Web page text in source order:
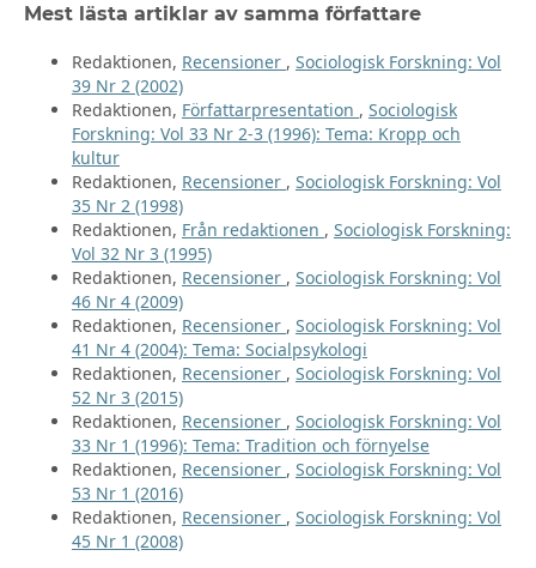
Mest lästa artiklar av samma författare
Redaktionen, Recensioner , Sociologisk Forskning: Vol
39 Nr 2 (2002)
Redaktionen, Författarpresentation , Sociologisk
Forskning: Vol 33 Nr 2-3 (1996): Tema: Kropp och
kultur
Redaktionen, Recensioner , Sociologisk Forskning: Vol
35 Nr 2 (1998)
Redaktionen, Från redaktionen , Sociologisk Forskning:
Vol 32 Nr 3 (1995)
Redaktionen, Recensioner , Sociologisk Forskning: Vol
46 Nr 4 (2009)
Redaktionen, Recensioner , Sociologisk Forskning: Vol
41 Nr 4 (2004): Tema: Socialpsykologi
Redaktionen, Recensioner , Sociologisk Forskning: Vol
52 Nr 3 (2015)
Redaktionen, Recensioner , Sociologisk Forskning: Vol
33 Nr 1 (1996): Tema: Tradition och förnyelse
Redaktionen, Recensioner , Sociologisk Forskning: Vol
53 Nr 1 (2016)
Redaktionen, Recensioner , Sociologisk Forskning: Vol
45 Nr 1 (2008)